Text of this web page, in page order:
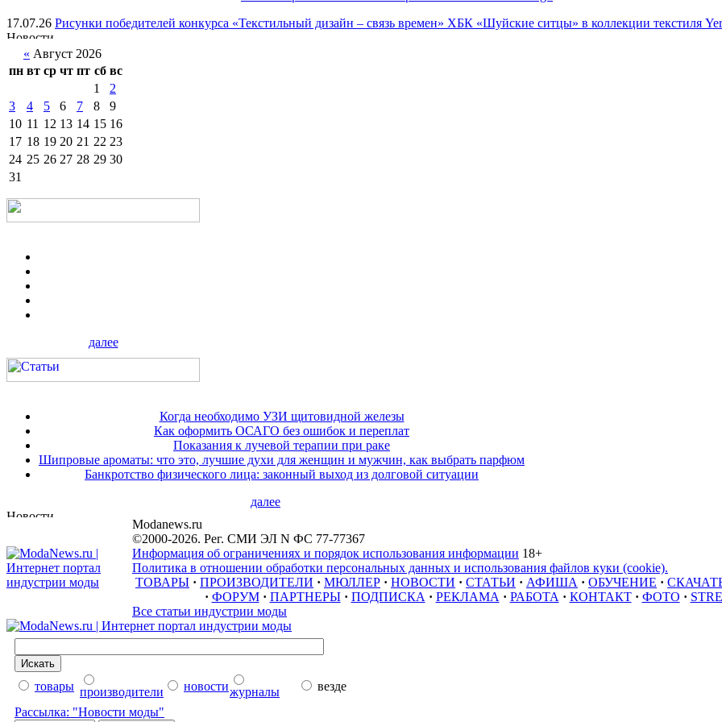
17.07.26 Рисунки победителей конкурса «Текстильный дизайн – связь времен» ХБК «Шуйские ситцы» в коллекции текстиля
« Август 2026
пн вт ср чт пт сб вс
1
2
3
4 5 6 7 8
9
10 11 12 13 14 15 16
17 18 19 20 21 22 23
24 25 26 27 28 29 30
31
далее
Когда необходимо УЗИ щитовидной железы
Как оформить ОСАГО без ошибок и переплат
Показания к лучевой терапии при раке
Шипровые ароматы: что это, лучшие духи для женщин и мужчин, как выбрать парфюм
Банкротство физического лица: законный выход из долговой ситуации
далее
Modanews.ru
©2000-2026. Рег. СМИ ЭЛ N ФС 77-77367
Информация об ограничениях и порядок использования информации 18+
Политика в отношении обработки персональных данных и использования файлов куки (cookie).
ТОВАРЫ · ПРОИЗВОДИТЕЛИ · МЮЛЛЕР · НОВОСТИ · СТАТЬИ · АФИША · ОБУЧЕНИЕ ·
· ФОРУМ · ПАРТНЕРЫ · ПОДПИСКА · РЕКЛАМА · РАБОТА · КОНТАКТ · ФОТО ·
Все статьи индустрии моды
товары производители новостижурналы
везде
Рассылка: "Новости моды"